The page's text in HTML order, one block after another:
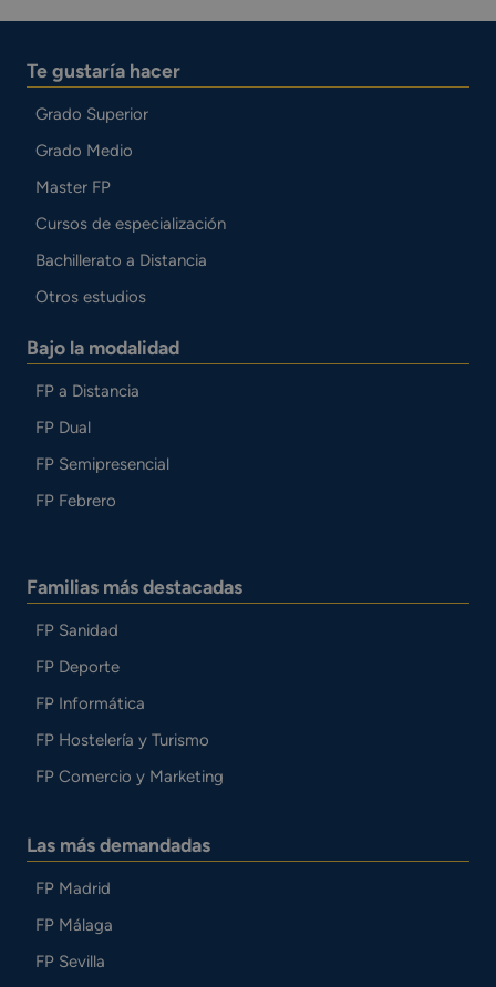
Te gustaría hacer
Grado Superior
Grado Medio
Master FP
Cursos de especialización
Bachillerato a Distancia
Otros estudios
Bajo la modalidad
FP a Distancia
FP Dual
FP Semipresencial
FP Febrero
Familias más destacadas
FP Sanidad
FP Deporte
FP Informática
FP Hostelería y Turismo
FP Comercio y Marketing
Las más demandadas
FP Madrid
FP Málaga
FP Sevilla